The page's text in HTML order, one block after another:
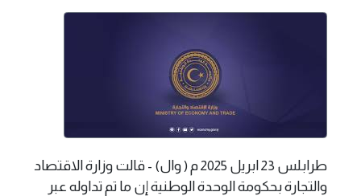
طرابلس 23 ابريل 2025 م ( وال) - قالت وزارة الاقتصاد
والتجارة بحكومة الوحدة الوطنية إن ما تم تداوله عبر